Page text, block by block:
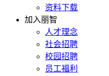
资料下载
加入丽智
人才理念
社会招聘
校园招聘
员工福利